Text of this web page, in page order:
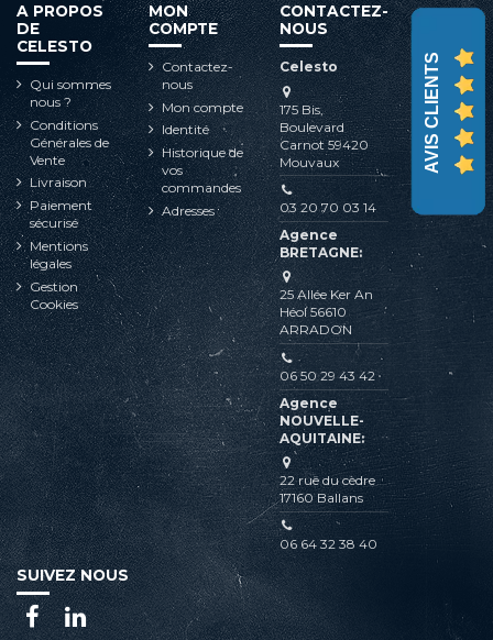
A PROPOS
DE
CELESTO
Qui sommes
nous ?
Conditions
Générales de
Vente
Livraison
Paiement
sécurisé
Mentions
légales
Gestion
Cookies
MON
COMPTE
Contactez-
nous
Mon compte
Identité
Historique de
vos
commandes
Adresses
CONTACTEZ-
NOUS
Celesto
175 Bis,
Boulevard
Carnot 59420
Mouvaux
03 20 70 03 14
Agence
BRETAGNE:
25 Allée Ker An
Héol 56610
ARRADON
06 50 29 43 42
Agence
NOUVELLE-
AQUITAINE:
22 rue du cèdre
17160 Ballans
06 64 32 38 40
AVIS CLIENTS
SUIVEZ NOUS